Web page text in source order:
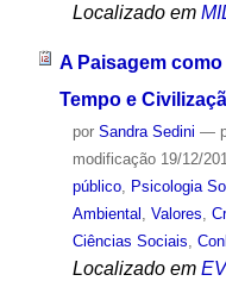
Localizado em
A Paisagem
Tempo e
por Sandra Sedini —
modificação19/12/
público, Psicologia
Ambiental , Valores,
Ciências Sociais,
Localizado em